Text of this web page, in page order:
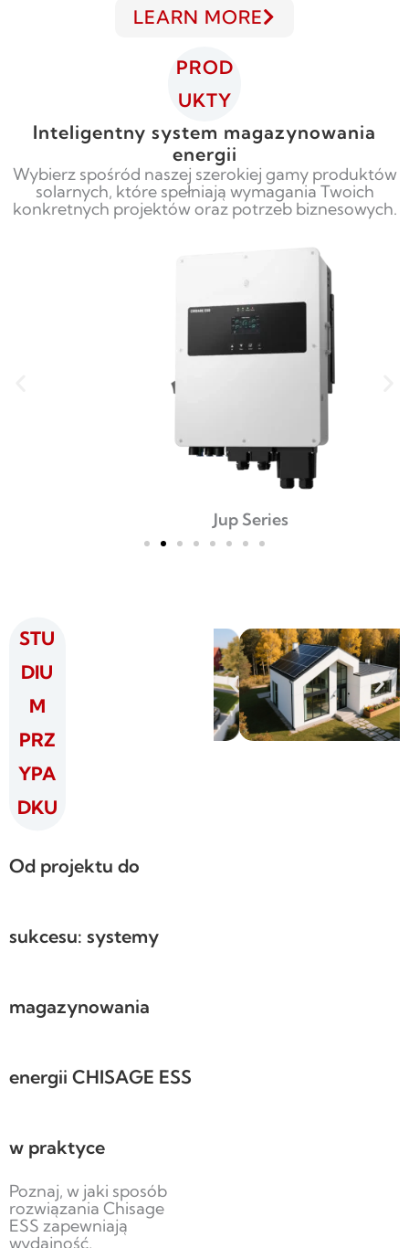
LEARN MORE
PROD
UKTY
Inteligentny system magazynowania
energii
Wybierz spośród naszej szerokiej gamy produktów
solarnych, które spełniają wymagania Twoich
konkretnych projektów oraz potrzeb biznesowych.
Jup Series
STU
DIU
M
PRZ
YPA
DKU
Od projektu do
sukcesu: systemy
magazynowania
energii CHISAGE ESS
w praktyce
Poznaj, w jaki sposób
rozwiązania Chisage
ESS zapewniają
wydajność,